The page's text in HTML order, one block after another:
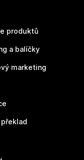
produktů
a balíčky
marketing